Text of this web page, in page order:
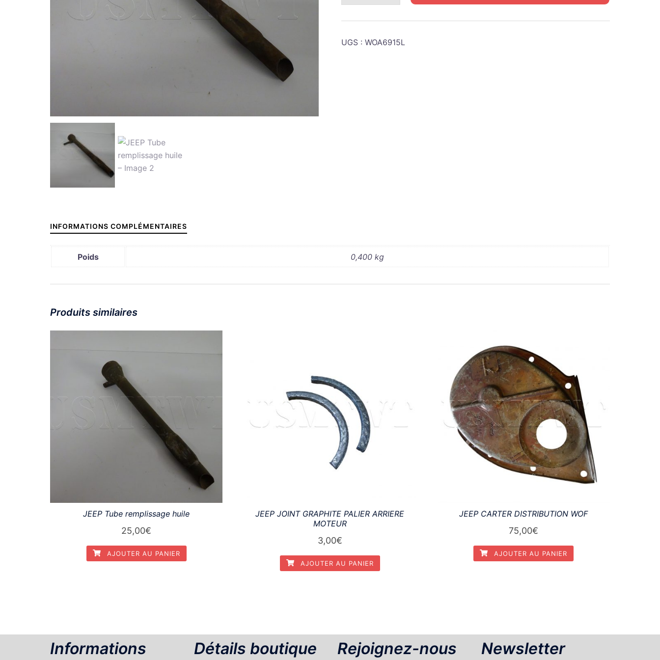
JEEP
Tube
huile
UGS : WOA6915L
INFORMATIONS COMPLÉMENTAIRES
Poids 0,400 kg
Produits similaires
JEEP Tube remplissage huile
25,00€
AJOUTER AU PANIER
JEEP JOINT GRAPHITE PALIER ARRIERE
MOTEUR
3,00€
AJOUTER AU PANIER
JEEP CARTER DISTRIBUTION WOF
75,00€
AJOUTER AU PANIER
Informations Détails boutique Rejoignez-nous Newsletter